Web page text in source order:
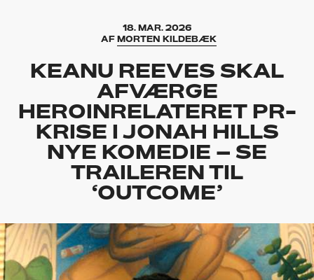
18. MAR. 2026
AF MORTEN KILDEBÆK
KEANU REEVES SKAL
AFVÆRGE
HEROINRELATERET PR-
KRISE I JONAH HILLS
NYE KOMEDIE – SE
TRAILEREN TIL
‘OUTCOME’